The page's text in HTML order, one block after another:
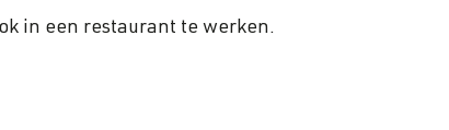
in een restaurant te werken.